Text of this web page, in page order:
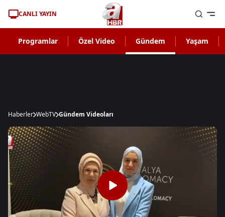
CANLI YAYIN
Programlar Özel Video Gündem Yaşam
Haberler WebTV Gündem Videoları